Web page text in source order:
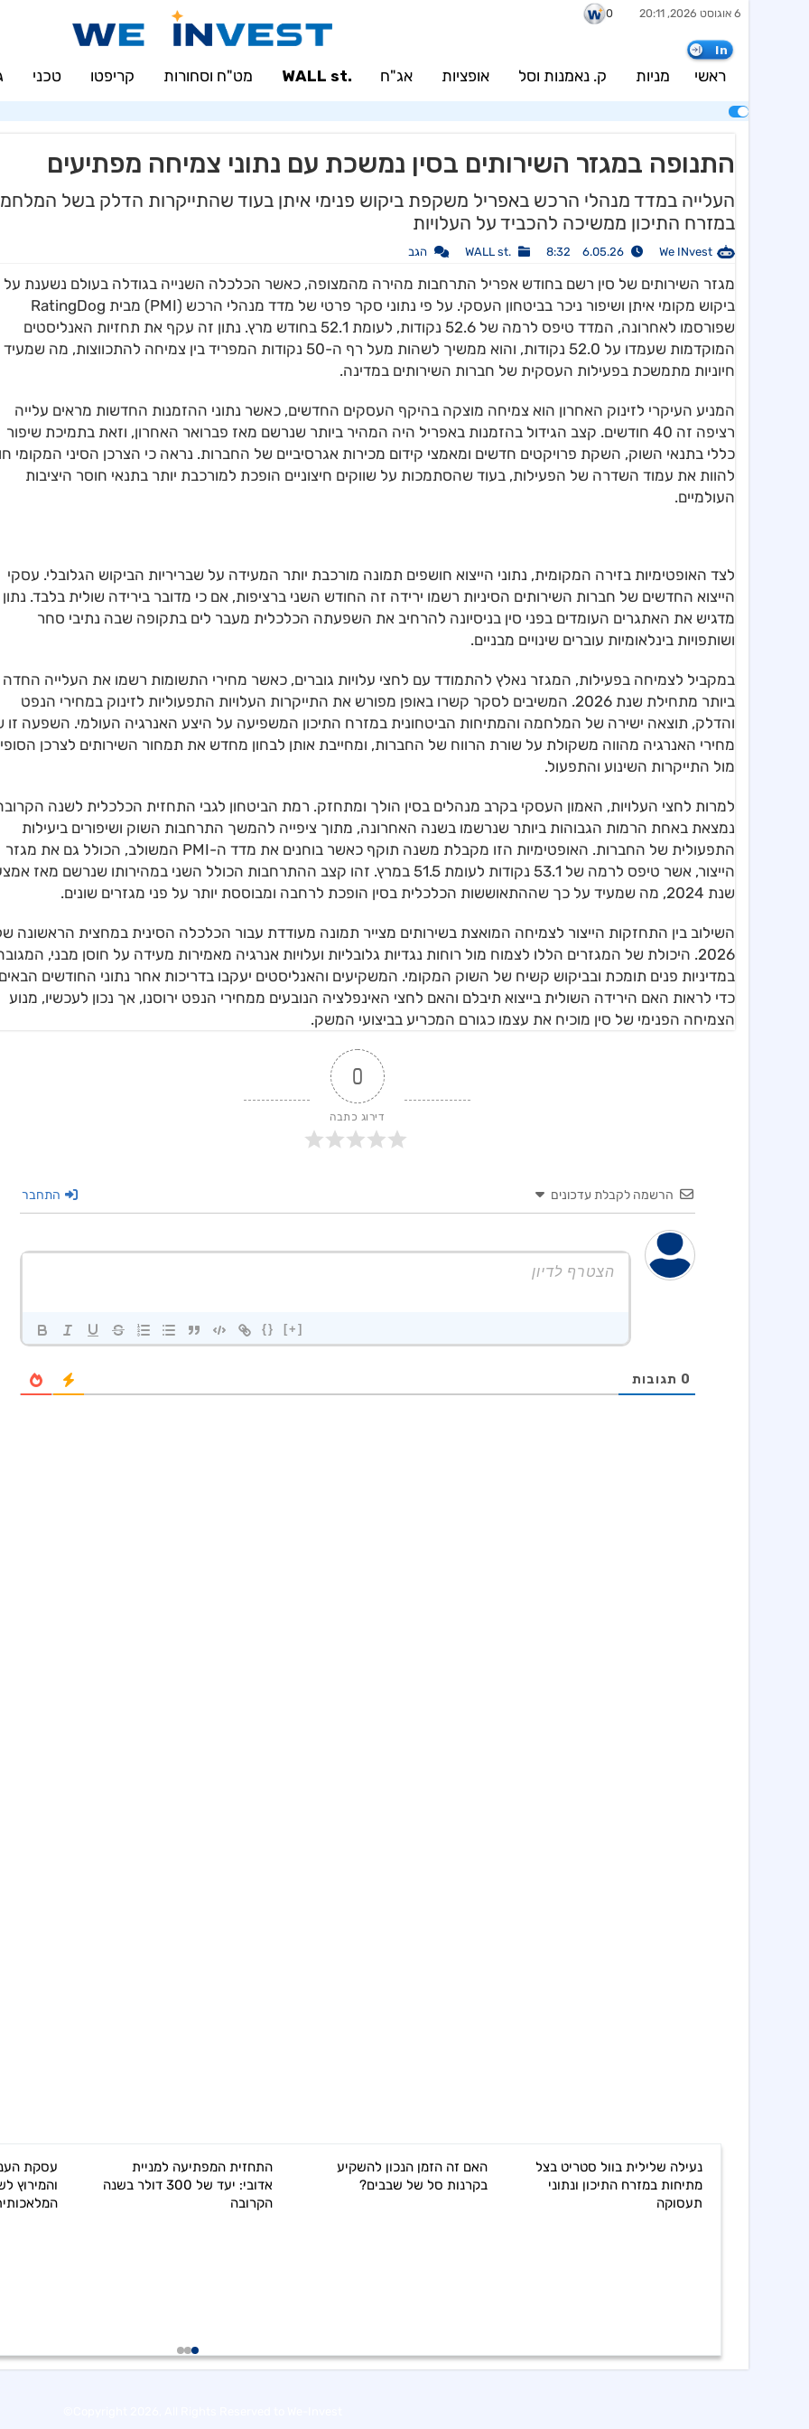
6 אוגוסט 2026, 20:11
In
0
ראשי מניות ק. נאמנות וסל אופציות אג"ח .WALL st מט"ח וסחורות קריפטו טכני
התנופה במגזר השירותים בסין נמשכת עם נתוני צמיחה מפתיעים
העלייה במדד מנהלי הרכש באפריל משקפת ביקוש פנימי איתן בעוד שהתייקרות הדלק בשל
במזרח התיכון ממשיכה להכביד על העלויות
We INvest
6.05.26 8:32
.WALL st הגב
מגזר השירותים של סין רשם בחודש אפריל התרחבות מהירה מהמצופה, כאשר הכלכלה השנייה בגודלה בעולם נשענת על
ביקוש מקומי איתן ושיפור ניכר בביטחון העסקי. על פי נתוני סקר פרטי של מדד מנהלי הרכש (PMI) מבית RatingDog
שפורסמו לאחרונה, המדד טיפס לרמה של 52.6 נקודות, לעומת 52.1 בחודש מרץ. נתון זה עקף את תחזיות האנליסטים
המוקדמות שעמדו על 52.0 נקודות, והוא ממשיך לשהות מעל רף ה-50 נקודות המפריד בין צמיחה להתכווצות, מה
חיוניות מתמשכת בפעילות העסקית של חברות השירותים במדינה.
המניע העיקרי לזינוק האחרון הוא צמיחה מוצקה בהיקף העסקים החדשים, כאשר נתוני ההזמנות החדשות מראים עלייה
רציפה זה 40 חודשים. קצב הגידול בהזמנות באפריל היה המהיר ביותר שנרשם מאז פברואר האחרון, וזאת בתמיכת שיפור
כללי בתנאי השוק, השקת פרויקטים חדשים ומאמצי קידום מכירות אגרסיביים של החברות. נראה כי הצרכן הסיני המקומי
להוות את עמוד השדרה של הפעילות, בעוד שהסתמכות על שווקים חיצוניים הופכת למורכבת יותר בתנאי חוסר היציבות
העולמיים.
לצד האופטימיות בזירה המקומית, נתוני הייצוא חושפים תמונה מורכבת יותר המעידה על שבריריות הביקוש הגלובלי. עסקי
הייצוא החדשים של חברות השירותים הסיניות רשמו ירידה זה החודש השני ברציפות, אם כי מדובר בירידה שולית בלבד.
מדגיש את האתגרים העומדים בפני סין בניסיונה להרחיב את השפעתה הכלכלית מעבר לים בתקופה שבה נתיבי סחר
ושותפויות בינלאומיות עוברים שינויים מבניים.
במקביל לצמיחה בפעילות, המגזר נאלץ להתמודד עם לחצי עלויות גוברים, כאשר מחירי התשומות רשמו את העלייה החדה
ביותר מתחילת שנת 2026. המשיבים לסקר קשרו באופן מפורש את התייקרות העלויות התפעוליות לזינוק במחירי הנפט
והדלק, תוצאה ישירה של המלחמה והמתיחות הביטחונית במזרח התיכון המשפיעה על היצע האנרגיה העולמי. השפעה זו
מחירי האנרגיה מהווה משקולת על שורת הרווח של החברות, ומחייבת אותן לבחון מחדש את תמחור השירותים לצרכן הסופי
מול התייקרות השינוע והתפעול.
למרות לחצי העלויות, האמון העסקי בקרב מנהלים בסין הולך ומתחזק. רמת הביטחון לגבי התחזית הכלכלית לשנה
נמצאת באחת הרמות הגבוהות ביותר שנרשמו בשנה האחרונה, מתוך ציפייה להמשך התרחבות השוק ושיפורים ביעילות
התפעולית של החברות. האופטימיות הזו מקבלת משנה תוקף כאשר בוחנים את מדד ה-PMI המשולב, הכולל גם את מגזר
הייצור, אשר טיפס לרמה של 53.1 נקודות לעומת 51.5 במרץ. זהו קצב ההתרחבות הכולל השני במהירותו שנרשם מאז
שנת 2024, מה שמעיד על כך שההתאוששות הכלכלית בסין הופכת לרחבה ומבוססת יותר על פני מגזרים שונים.
השילוב בין התחזקות הייצור לצמיחה המואצת בשירותים מצייר תמונה מעודדת עבור הכלכלה הסינית במחצית הראשונה
2026. היכולת של המגזרים הללו לצמוח מול רוחות נגדיות גלובליות ועלויות אנרגיה מאמירות מעידה על חוסן מבני,
במדיניות פנים תומכת ובביקוש קשיח של השוק המקומי. המשקיעים והאנליסטים יעקבו בדריכות אחר נתוני החודשים הבאים
כדי לראות האם הירידה השולית בייצוא תיבלם והאם לחצי האינפלציה הנובעים ממחירי הנפט ירוסנו, אך נכון לעכשיו, מנוע
הצמיחה הפנימי של סין מוכיח את עצמו כגורם המכריע בביצועי המשק.
0
דירוג כתבה
הרשמה לקבלת עדכונים התחבר
{} [+]
0 תגובות